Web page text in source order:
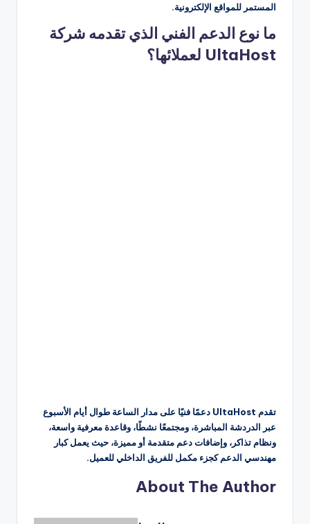
المستمر للمواقع الإلكترونية.
ما نوع الدعم الفني الذي تقدمه شركة
UltaHost لعملائها؟
تقدم UltaHost دعمًا فنيًا على مدار الساعة طوال أيام الأسبوع
عبر الدردشة المباشرة، ومجتمعًا نشطًا، وقاعدة معرفية واسعة،
ونظام تذاكر، وإضافات دعم متقدمة أو مميزة، حيث يعمل كبار
مهندسي الدعم كجزء مكمل للفريق الداخلي للعميل.
About The Author